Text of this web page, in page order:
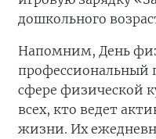
дошкольного
Напомним, День
профессиональный
сфере физической
всех, кто ведет
жизни. Их